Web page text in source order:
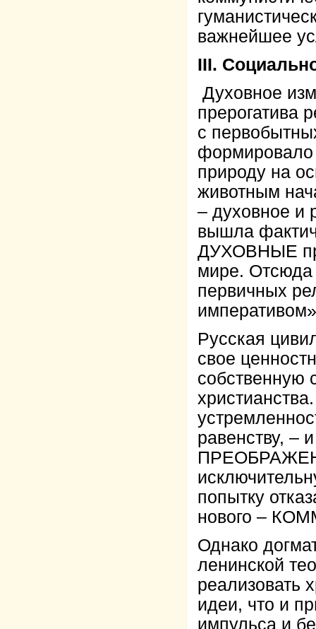
важнейшее
III.
Духовное
прерогатива
с
природу на
животным
– духовное и
вышла
ДУХОВНЫЕ
мире. Отсюда
первичных
Русская
свое
собственную
равенству, –
попытку
нового –
Однако
ленинской
реализовать
идеи, что и
импульса и